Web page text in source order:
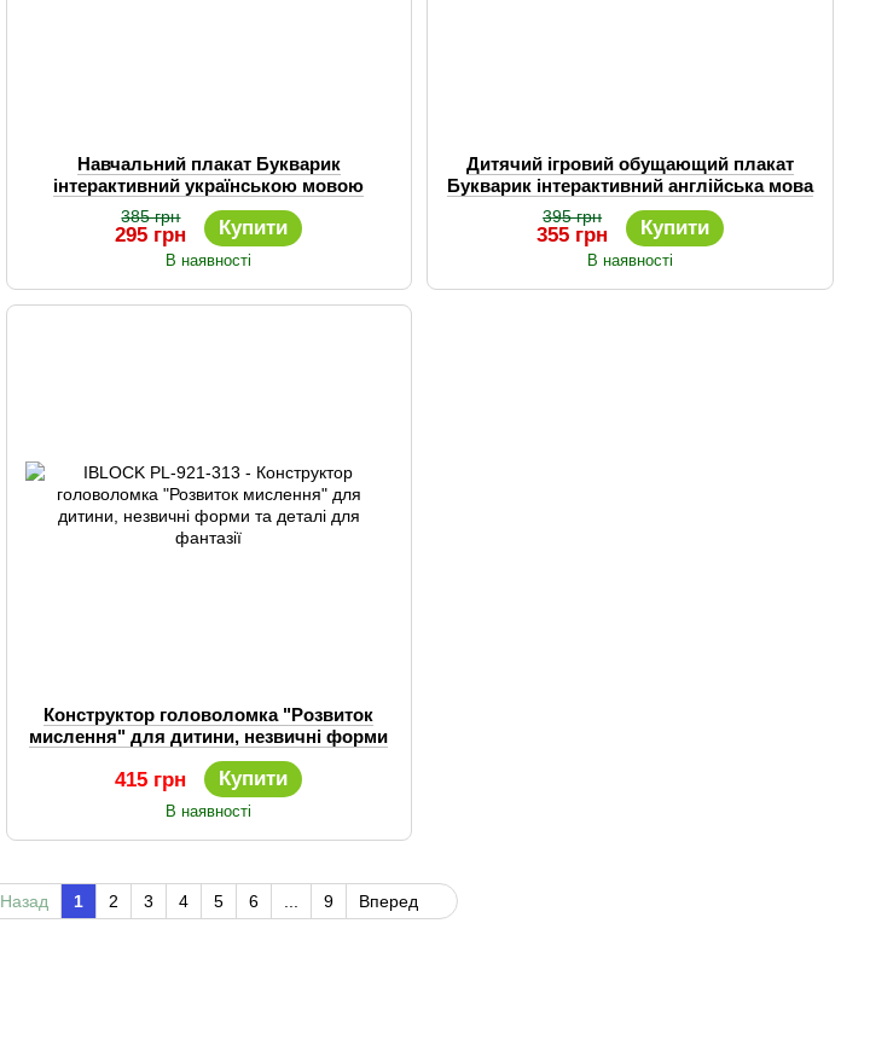
Навчальний плакат Букварик
інтерактивний українською мовою
385 грн
295 грн Купити
В наявності
Дитячий ігровий обущающий плакат
Букварик інтерактивний англійська мова
(укр.-англ. і укр.-англ.) 7031
395 грн
355 грн Купити
В наявності
Конструктор головоломка "Розвиток
мислення" для дитини, незвичні форми
та деталі для фантазії
415 грн Купити
В наявності
Назад 1 2 3 4 5 6 9 Вперед